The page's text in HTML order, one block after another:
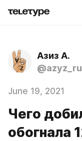
Азиз А.
@azyz_ru
June 19, 2021
Чего
обогнала